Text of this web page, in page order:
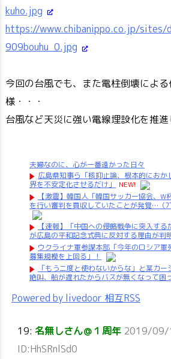
kuho.jpg
https://www.chibanippo.co.jp/
909bouhu_0.jpg
今回の台風でも、また電柱倒壊によ
様・・・
台風など天災に強い電線埋設化を推進
夫婦なのに、心が一番遠かった日々
広島県知事ら「核抑止論、根本的におか
界を不安定化させるだけ」
NEW!
【激震】韓国人「韓国サッカー協会、
を行い審判を買収していたことが発覚…（ﾌ
【速報】「中国への侵略戦争に突入す
が広島の平和記念式典に反対する理由が判
ウクライナ軍参謀本部「今年のロシア
募集規模を上回る」！
「もう二度と使わないからな」と某カ
絶叫、船が遅れたからバスが無くなって困
Powered by livedoor 相互RSS
19: 名無しさん＠１周年 2019/09/
ID:HhSRnlSd0